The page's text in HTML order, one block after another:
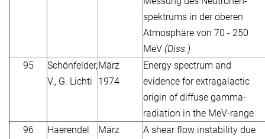
spektrums in der oberen
Atmosphäre von 70 - 250
MeV (Diss.)
95
Schönfelder,
V., G. Lichti
März
1974
Energy spectrum and
evidence for extragalactic
origin of diffuse gamma-
radiation in the MeV-range
96
Haerendel
März
A shear flow instability due